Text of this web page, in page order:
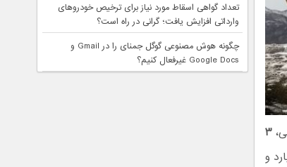
۳
این محصول باید ۱ میلیارد و
تعداد گواهی اسقاط مورد نیاز برای ترخیص خودروهای
وارداتی افزایش یافت؛ گرانی در راه است؟
چگونه هوش مصنوعی گوگل جمنای را در Gmail و
Google Docs غیرفعال کنیم؟